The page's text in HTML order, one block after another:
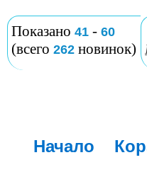
Показано 41 - 60
(всего 262 новинок)
Начало